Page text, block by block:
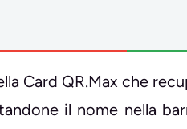
Card QR.Max che
il nome nella